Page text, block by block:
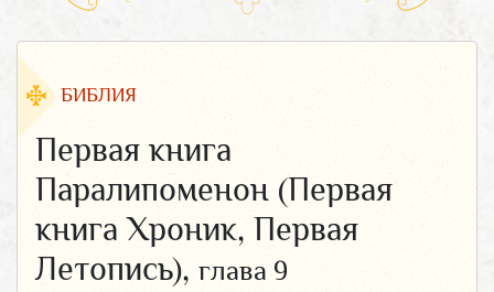
БИБЛИЯ
Первая книга
Паралипоменон (Первая
книга Хроник, Первая
Летопись), глава 9